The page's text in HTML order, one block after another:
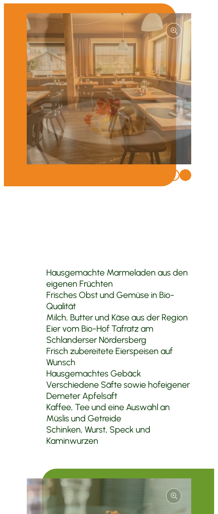
Hausgemachte Marmeladen aus den
eigenen Früchten
Frisches Obst und Gemüse in Bio-
Qualität
Milch, Butter und Käse aus der Region
Eier vom Bio-Hof Tafratz am
Schlanderser Nördersberg
Frisch zubereitete Eierspeisen auf
Wunsch
Hausgemachtes Gebäck
Verschiedene Säfte sowie hofeigener
Demeter Apfelsaft
Kaffee, Tee und eine Auswahl an
Müslis und Getreide
Schinken, Wurst, Speck und
Kaminwurzen